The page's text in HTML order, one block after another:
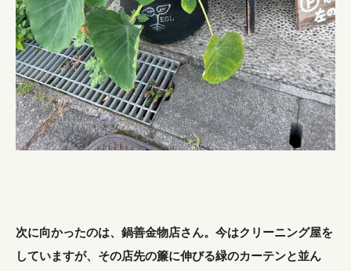
次に向かったのは、鍋善金物店さん。今はクリーニング屋を
していますが、その店先の簾に伸びる緑のカーテンと並ん